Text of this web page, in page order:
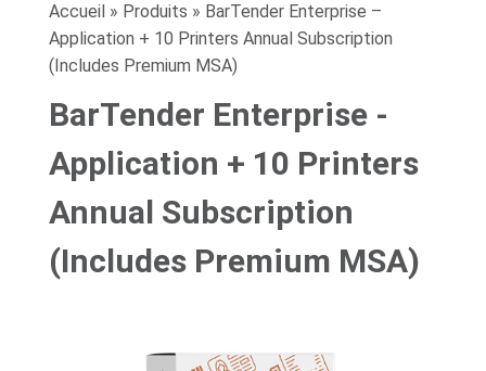
Accueil » Produits » BarTender Enterprise –
Application + 10 Printers Annual Subscription
(Includes Premium MSA)
BarTender Enterprise -
Application + 10 Printers
Annual Subscription
(Includes Premium MSA)